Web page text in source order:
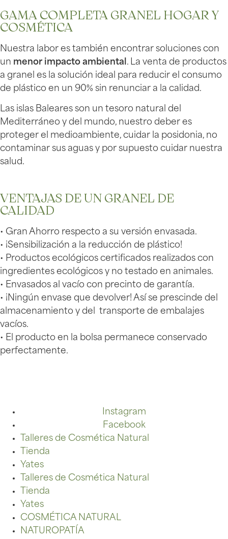
GAMA COMPLETA GRANEL HOGAR Y
COSMÉTICA
Nuestra labor es también encontrar soluciones con
un menor impacto ambiental . La venta de productos
a granel es la solución ideal para reducir el consumo
de plástico en un 90% sin renunciar a la calidad.
Las islas Baleares son un tesoro natural del
Mediterráneo y del mundo, nuestro deber es
proteger el medioambiente, cuidar la posidonia, no
contaminar sus aguas y por supuesto cuidar nuestra
salud.
VENTAJAS DE UN GRANEL DE
CALIDAD
• Gran Ahorro respecto a su versión envasada.
• ¡Sensibilización a la reducción de plástico!
• Productos ecológicos certificados realizados con
ingredientes ecológicos y no testado en animales.
• Envasados al vacío con precinto de garantía.
• ¡Ningún envase que devolver! Así se prescinde del
almacenamiento y del transporte de embalajes
vacíos.
• El producto en la bolsa permanece conservado
perfectamente.
Instagram
Facebook
Talleres de Cosmética Natural
Tienda
Yates
Talleres de Cosmética Natural
Tienda
Yates
COSMÉTICA NATURAL
NATUROPATÍA